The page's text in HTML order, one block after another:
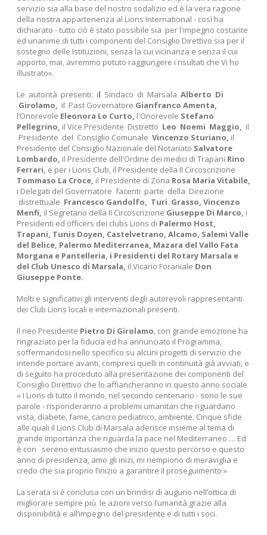
servizio sia alla base del nostro sodalizio ed è la vera ragione
della nostra appartenenza al Lions International - così ha
dichiarato - tutto ciò è stato possibile sia per l'impegno costante
ed unanime di tutti i componenti del Consiglio Direttivo sia per il
sostegno delle Istituzioni, senza la cui vicinanza e senza il cui
apporto, mai, avremmo potuto raggiungere i risultati che Vi ho
illustrato».
Le autorità presenti: il Sindaco di Marsala Alberto Di
Girolamo, il Past Governatore Gianfranco Amenta,
l’Onorevole Eleonora Lo Curto, l'Onorevole Stefano
Pellegrino, il Vice Presidente Distretto Leo Noemi Maggio, il
Presidente del Consiglio Comunale Vincenzo Sturiano, il
Presidente del Consiglio Nazionale del Notariato Salvatore
Lombardo, il Presidente dell'Ordine dei medici di Trapani Rino
Ferrari, e per i Lions Club, il Presidente della II Circoscrizione
Tommaso La Croce, il Presidente di Zona Rosa Maria Vitabile,
i Delegati del Governatore facenti parte della Direzione
distrettuale Francesco Gandolfo, Turi Grasso, Vincenzo
Menfi, il Segretario della II Circoscrizione Giuseppe Di Marco, i
Presidenti ed officers dei clubs Lions di Palermo Host,
Trapani, Tunis Doyen, Castelvetrano, Alcamo, Salemi Valle
del Belice, Palermo Mediterranea, Mazara del Vallo Fata
Morgana e Pantelleria, i Presidenti del Rotary Marsala e
del Club Unesco di Marsala, il Vicario Foraniale Don
Giuseppe Ponte.
Molti e significativi gli interventi degli autorevoli rappresentanti
dei Club Lions locali e internazionali presenti.
Il neo Presidente Pietro Di Girolamo, con grande emozione ha
ringraziato per la fiducia ed ha annunciato il Programma,
soffermandosi nello specifico su alcuni progetti di servizio che
intende portare avanti, compresi quelli in continuità già avviati, e
di seguito ha proceduto alla presentazione dei componenti del
Consiglio Direttivo che lo affiancheranno in questo anno sociale
« I Lions di tutto il mondo, nel secondo centenario - sono le sue
parole - risponderanno a problemi umanitari che riguardano
vista, diabete, fame, cancro pediatrico, ambiente. Cinque sfide
alle quali il Lions Club di Marsala aderisce insieme al tema di
grande importanza che riguarda la pace nel Mediterraneo … Ed
è con sereno entusiasmo che inizio questo percorso e questo
anno di presidenza, amo gli inizi, mi riempiono di meraviglia e
credo che sia proprio l’inizio a garantire il proseguimento »
La serata si è conclusa con un brindisi di augurio nell’ottica di
migliorare sempre più le azioni verso l’umanità grazie alla
disponibilità e all’impegno del presidente e di tutti i soci.